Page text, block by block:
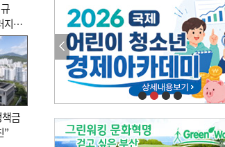
지기
책금
”
의령 한우산 털중나리
한 손 뉴스[전체보기]
오늘의 날씨-[전체보기]
오늘의 날씨- 2026년 8월 7일
오늘의 날씨- 2026년 8월 6일
우리 결혼해요-[전체보기]
우리 결혼해요- 김홍윤·정세빈 커플